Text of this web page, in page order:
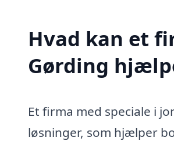
Hvad kan et
Gørding
Et firma med speciale i
løsninger, som hjælper